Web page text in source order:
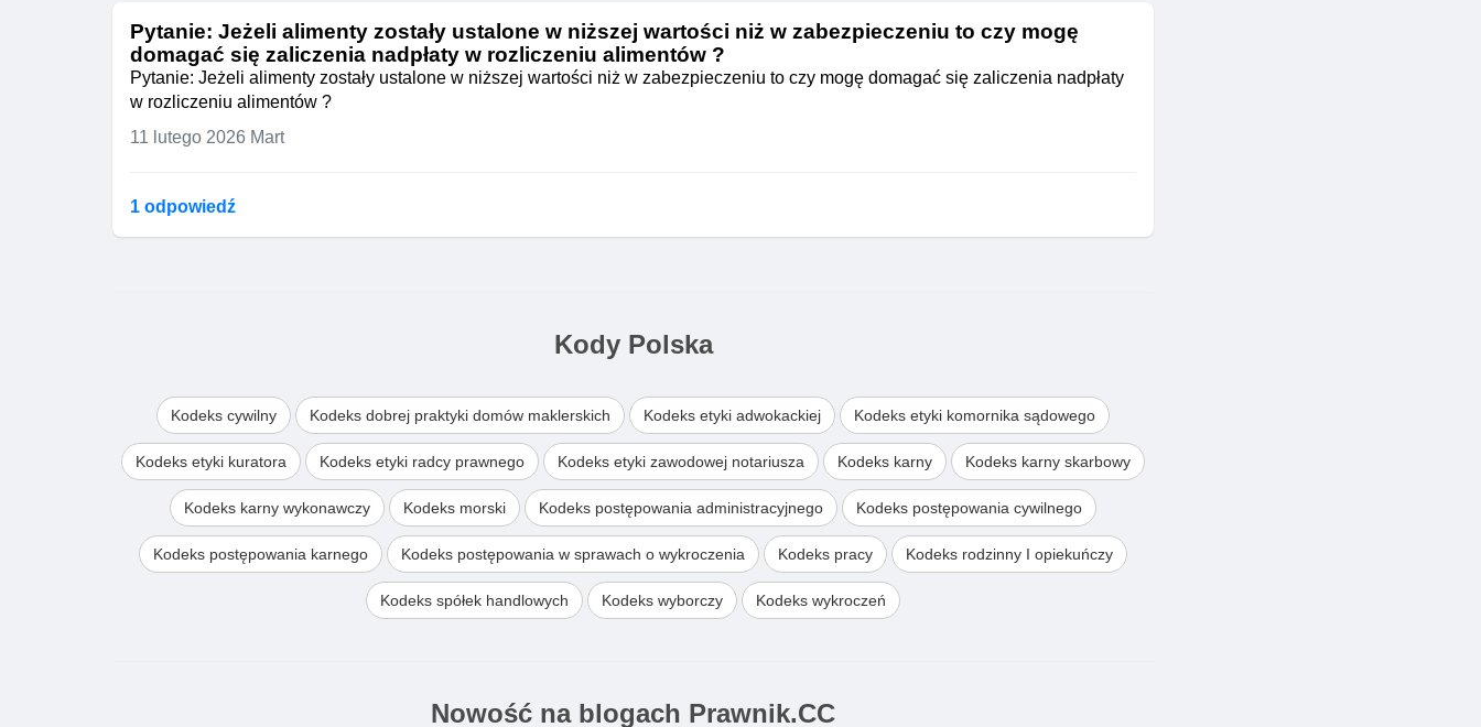
Pytanie: Jeżeli alimenty zostały ustalone w niższej wartości niż w zabezpieczeniu to czy mogę
domagać się zaliczenia nadpłaty w rozliczeniu alimentów ?
Pytanie: Jeżeli alimenty zostały ustalone w niższej wartości niż w zabezpieczeniu to czy mogę domagać się zaliczenia nadpłaty
w rozliczeniu alimentów ?
11 lutego 2026 Mart
1 odpowiedź
Kody Polska
Kodeks cywilny Kodeks dobrej praktyki domów maklerskich Kodeks etyki adwokackiej Kodeks etyki komornika sądowego
Kodeks etyki kuratora Kodeks etyki radcy prawnego Kodeks etyki zawodowej notariusza Kodeks karny Kodeks karny skarbowy
Kodeks karny wykonawczy Kodeks morski Kodeks postępowania administracyjnego Kodeks postępowania cywilnego
Kodeks postępowania karnego Kodeks postępowania w sprawach o wykroczenia Kodeks pracy Kodeks rodzinny I opiekuńczy
Kodeks spółek handlowych Kodeks wyborczy Kodeks wykroczeń
Nowość na blogach Prawnik.CC